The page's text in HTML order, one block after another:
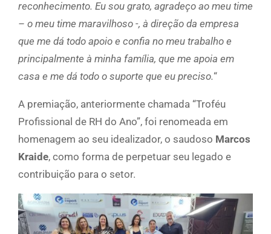
reconhecimento. Eu sou grato, agradeço ao meu time
– o meu time maravilhoso -, à direção da empresa
que me dá todo apoio e confia no meu trabalho e
principalmente à minha família, que me apoia em
casa e me dá todo o suporte que eu preciso.“
A premiação, anteriormente chamada “Troféu
Profissional de RH do Ano”, foi renomeada em
homenagem ao seu idealizador, o saudoso Marcos
Kraide, como forma de perpetuar seu legado e
contribuição para o setor.